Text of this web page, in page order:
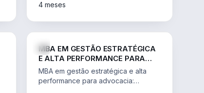
4 meses
MBA EM GESTÃO ESTRATÉGICA
E ALTA PERFORMANCE PARA
ADVOCACIA
MBA em gestão estratégica e alta
performance para advocacia: